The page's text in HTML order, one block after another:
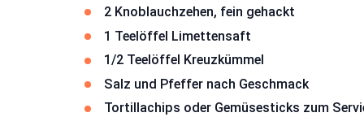
2 Knoblauchzehen, fein gehackt
1 Teelöffel Limettensaft
1/2 Teelöffel Kreuzkümmel
Salz und Pfeffer nach Geschmack
Tortillachips oder Gemüsesticks zum